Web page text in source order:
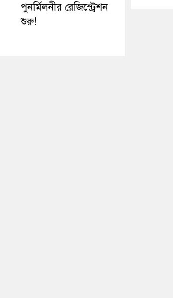
পুনর্মিলনীর রেজিস্ট্রেশন
শুরু!